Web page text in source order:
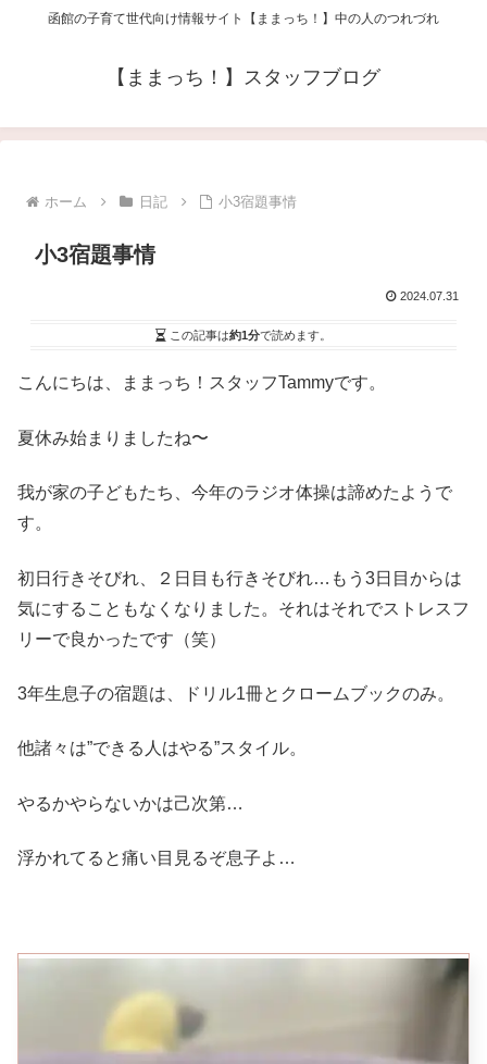
函館の子育て世代向け情報サイト【ままっち！】中の人のつれづれ
【ままっち！】スタッフブログ
ホーム 日記 小3宿題事情
小3宿題事情
2024.07.31
この記事は約1分で読めます。
こんにちは、ままっち！スタッフTammyです。
夏休み始まりましたね〜
我が家の子どもたち、今年のラジオ体操は諦めたようで
す。
初日行きそびれ、２日目も行きそびれ…もう3日目からは
気にすることもなくなりました。それはそれでストレスフ
リーで良かったです（笑）
3年生息子の宿題は、ドリル1冊とクロームブックのみ。
他諸々は”できる人はやる”スタイル。
やるかやらないかは己次第…
浮かれてると痛い目見るぞ息子よ…